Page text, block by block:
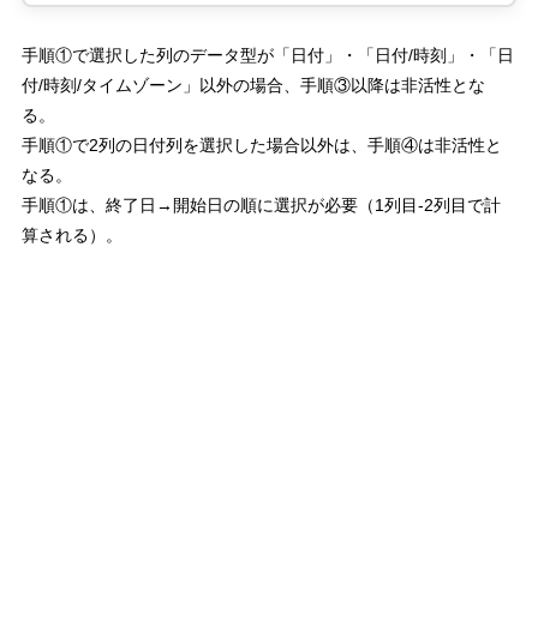
手順①で選択した列のデータ型が「日付」・「日付/時刻」・「日
付/時刻/タイムゾーン」以外の場合、手順③以降は非活性とな
る。
手順①で2列の日付列を選択した場合以外は、手順④は非活性と
なる。
手順①は、終了日→開始日の順に選択が必要（1列目-2列目で計
算される）。